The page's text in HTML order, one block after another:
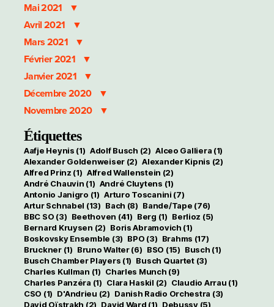
Mai 2021
Avril 2021
Mars 2021
Février 2021
Janvier 2021
Décembre 2020
Novembre 2020
Étiquettes
Aafje Heynis (1) Adolf Busch (2) Alceo Galliera (1)
Alexander Goldenweiser (2) Alexander Kipnis (2)
Alfred Prinz (1) Alfred Wallenstein (2)
André Chauvin (1) André Cluytens (1)
Antonio Janigro (1) Arturo Toscanini (7)
Artur Schnabel (13) Bach (8) Bande/Tape (76)
BBC SO (3) Beethoven (41) Berg (1) Berlioz (5)
Bernard Kruysen (2) Boris Abramovich (1)
Boskovsky Ensemble (3) BPO (3) Brahms (17)
Bruckner(1) Bruno Walter(6) BSO (15) Busch (1)
Busch Chamber Players (1) Busch Quartet(3)
Charles Kullman (1) Charles Munch (9)
Charles Panzéra (1) Clara Haskil (2) Claudio Arrau (1)
CSO (1) D'Andrieu (2) Danish Radio Orchestra (3)
David Oïstrakh (2) David Ward (1) Debussy(5)